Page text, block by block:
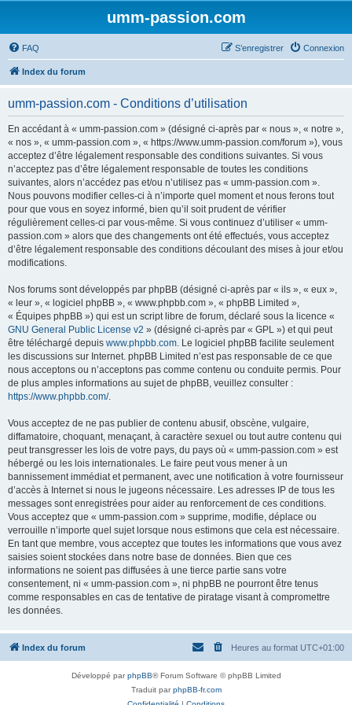
umm-passion.com
FAQ Connexion
S’enregistrer
Index du forum
umm-passion.com - Conditions d’utilisation
En accédant à « umm-passion.com » (désigné ci-après par « nous », « notre »,
« nos », « umm-passion.com », « https://www.umm-passion.com/forum »), vous
acceptez d’être légalement responsable des conditions suivantes. Si vous
n’acceptez pas d’être légalement responsable de toutes les conditions
suivantes, alors n’accédez pas et/ou n’utilisez pas « umm-passion.com ».
Nous pouvons modifier celles-ci à n’importe quel moment et nous ferons tout
pour que vous en soyez informé, bien qu’il soit prudent de vérifier
régulièrement celles-ci par vous-même. Si vous continuez d’utiliser « umm-
passion.com » alors que des changements ont été effectués, vous acceptez
d’être légalement responsable des conditions découlant des mises à jour et/ou
modifications.
Nos forums sont développés par phpBB (désigné ci-après par « ils », « eux »,
« leur », « logiciel phpBB », « www.phpbb.com », « phpBB Limited »,
« Équipes phpBB ») qui est un script libre de forum, déclaré sous la licence «
GNU General Public License v2 » (désigné ci-après par « GPL ») et qui peut
être téléchargé depuis www.phpbb.com. Le logiciel phpBB facilite seulement
les discussions sur Internet. phpBB Limited n’est pas responsable de ce que
nous acceptons ou n’acceptons pas comme contenu ou conduite permis. Pour
de plus amples informations au sujet de phpBB, veuillez consulter :
https://www.phpbb.com/.
Vous acceptez de ne pas publier de contenu abusif, obscène, vulgaire,
diffamatoire, choquant, menaçant, à caractère sexuel ou tout autre contenu qui
peut transgresser les lois de votre pays, du pays où « umm-passion.com » est
hébergé ou les lois internationales. Le faire peut vous mener à un
bannissement immédiat et permanent, avec une notification à votre fournisseur
d’accès à Internet si nous le jugeons nécessaire. Les adresses IP de tous les
messages sont enregistrées pour aider au renforcement de ces conditions.
Vous acceptez que « umm-passion.com » supprime, modifie, déplace ou
verrouille n’importe quel sujet lorsque nous estimons que cela est nécessaire.
En tant que membre, vous acceptez que toutes les informations que vous avez
saisies soient stockées dans notre base de données. Bien que ces
informations ne soient pas diffusées à une tierce partie sans votre
consentement, ni « umm-passion.com », ni phpBB ne pourront être tenus
comme responsables en cas de tentative de piratage visant à compromettre
les données.
Index du forum Heures au format UTC+01:00
Développé parphpBB® Forum Software © phpBB Limited
Traduit parphpBB-fr.com